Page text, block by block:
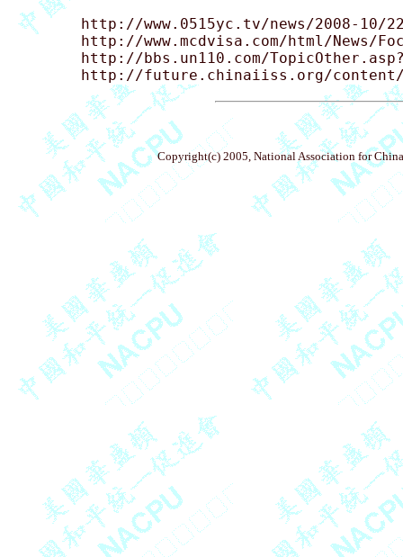
http://www.0515yc.tv/news/2008-10/
http://www.mcdvisa.com/html/News/
http://bbs.un110.com/
Copyright(c) 2005, National Association for